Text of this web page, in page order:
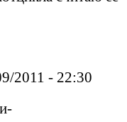
2011 - 22:30